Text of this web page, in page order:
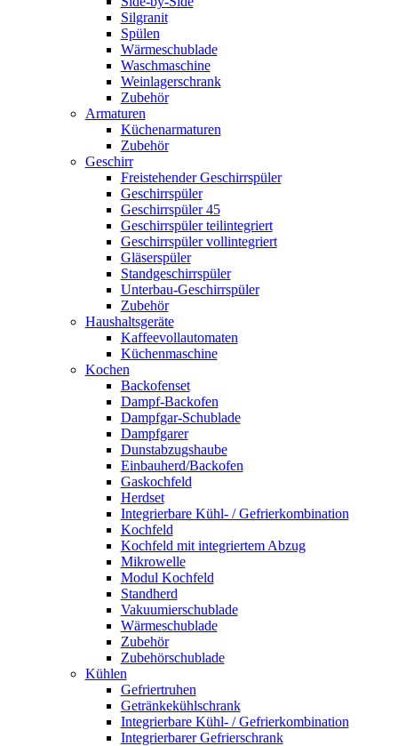
Silgranit
Spülen
Wärmeschublade
Waschmaschine
Weinlagerschrank
Zubehör
Armaturen
Küchenarmaturen
Zubehör
Geschirr
Freistehender Geschirrspüler
Geschirrspüler
Geschirrspüler 45
Geschirrspüler teilintegriert
Geschirrspüler vollintegriert
Gläserspüler
Standgeschirrspüler
Unterbau-Geschirrspüler
Zubehör
Haushaltsgeräte
Kaffeevollautomaten
Küchenmaschine
Kochen
Backofenset
Dampf-Backofen
Dampfgar-Schublade
Dampfgarer
Dunstabzugshaube
Einbauherd/Backofen
Gaskochfeld
Herdset
Integrierbare Kühl- / Gefrierkombination
Kochfeld
Kochfeld mit integriertem Abzug
Mikrowelle
Modul Kochfeld
Standherd
Vakuumierschublade
Wärmeschublade
Zubehör
Zubehörschublade
Kühlen
Gefriertruhen
Getränkekühlschrank
Integrierbare Kühl- / Gefrierkombination
Integrierbarer Gefrierschrank